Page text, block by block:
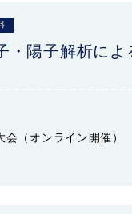
・陽子解析に
（オンライン開催）